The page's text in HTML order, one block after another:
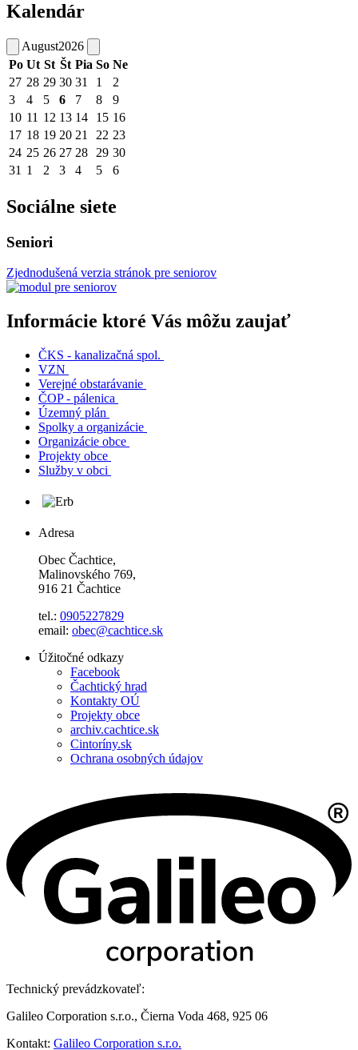
Kalendár
August2026
Po Ut St Št Pia So Ne
27 28 29 30 31 1
2
3
4 5 6 7 8
9
10 11 12 13 14 15 16
17 18 19 20 21 22 23
24 25 26 27 28 29 30
31 1 2 3 4 5 6
Sociálne siete
Seniori
Zjednodušená verzia stránok pre seniorov
Informácie ktoré Vás môžu zaujať
ČKS - kanalizačná spol.
VZN
Verejné obstarávanie
ČOP - pálenica
Územný plán
Spolky a organizácie
Organizácie obce
Projekty obce
Služby v obci
Adresa
Obec Čachtice,
Malinovského 769,
916 21 Čachtice
tel.: 0905227829
email: obec@cachtice.sk
Úžitočné odkazy
Facebook
Čachtický hrad
Kontakty OÚ
Projekty obce
archiv.cachtice.sk
Cintoríny.sk
Ochrana osobných údajov
Technický prevádzkovateľ:
Galileo Corporation s.r.o., Čierna Voda 468, 925 06
Kontakt: Galileo Corporation s.r.o.